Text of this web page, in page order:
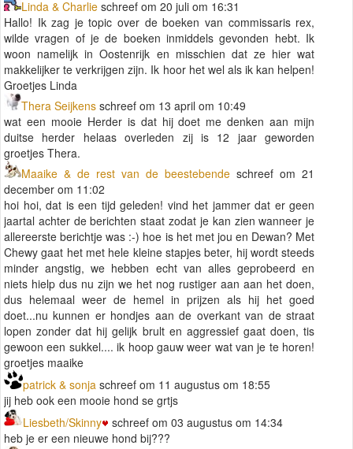
Linda & Charlie schreef om 20 juli om 16:31
Hallo! Ik zag je topic over de boeken van commissaris rex,
wilde vragen of je de boeken inmiddels gevonden hebt. Ik
woon namelijk in Oostenrijk en misschien dat ze hier wat
makkelijker te verkrijgen zijn. Ik hoor het wel als ik kan helpen!
Groetjes Linda
Thera Seijkens schreef om 13 april om 10:49
wat een mooie Herder is dat hij doet me denken aan mijn
duitse herder helaas overleden zij is 12 jaar geworden
groetjes Thera.
Maaike & de rest van de beestebendeschreef om 21
december om 11:02
hoi hoi, dat is een tijd geleden! vind het jammer dat er geen
jaartal achter de berichten staat zodat je kan zien wanneer je
allereerste berichtje was :-) hoe is het met jou en Dewan? Met
Chewy gaat het met hele kleine stapjes beter, hij wordt steeds
minder angstig, we hebben echt van alles geprobeerd en
niets hielp dus nu zijn we het nog rustiger aan aan het doen,
dus helemaal weer de hemel in prijzen als hij het goed
doet...nu kunnen er hondjes aan de overkant van de straat
lopen zonder dat hij gelijk brult en aggressief gaat doen, tis
gewoon een sukkel.... ik hoop gauw weer wat van je te horen!
groetjes maaike
patrick & sonja schreef om 11 augustus om 18:55
jij heb ook een mooie hond se grtjs
Liesbeth/Skinny
schreef om 03 augustus om 14:34
heb je er een nieuwe hond bij???